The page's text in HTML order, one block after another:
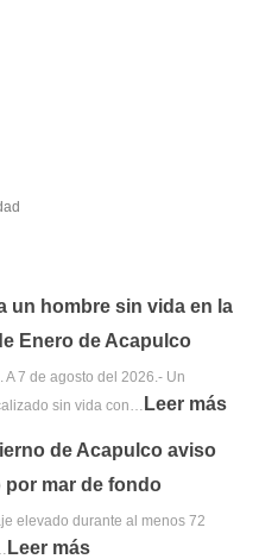
un hombre sin vida en la
Enero de Acapulco
A 7 de agosto del 2026.- Un
sin vida con… Leer más
de Acapulco aviso
por mar de fondo
elevado durante al menos 72
Leer más